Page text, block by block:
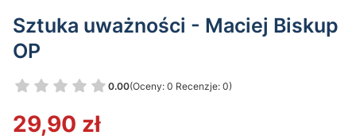
Sztuka uważności - Maciej Biskup
OP
0.00(Oceny: 0 Recenzje: 0)
Przejdź do sekcji Opinie
29,90 zł